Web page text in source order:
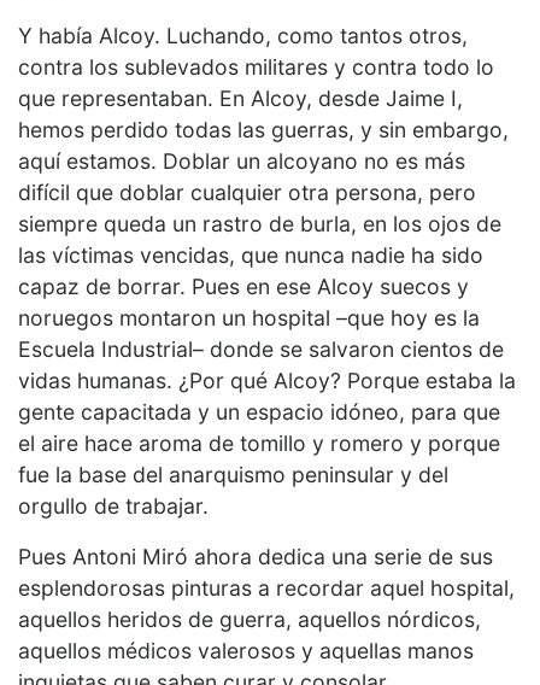
Y había Alcoy. Luchando, como tantos otros,
contra los sublevados militares y contra todo lo
que representaban. En Alcoy, desde Jaime I,
hemos perdido todas las guerras, y sin embargo,
aquí estamos. Doblar un alcoyano no es más
difícil que doblar cualquier otra persona, pero
siempre queda un rastro de burla, en los ojos de
las víctimas vencidas, que nunca nadie ha sido
capaz de borrar. Pues en ese Alcoy suecos y
noruegos montaron un hospital –que hoy es la
Escuela Industrial– donde se salvaron cientos de
vidas humanas. ¿Por qué Alcoy? Porque estaba la
gente capacitada y un espacio idóneo, para que
el aire hace aroma de tomillo y romero y porque
fue la base del anarquismo peninsular y del
orgullo de trabajar.
Pues Antoni Miró ahora dedica una serie de sus
esplendorosas pinturas a recordar aquel hospital,
aquellos heridos de guerra, aquellos nórdicos,
aquellos médicos valerosos y aquellas manos